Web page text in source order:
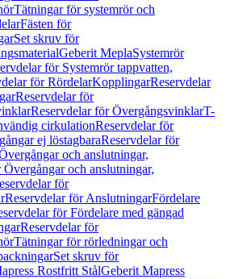
Tätningar för systemrör och
Fästen för
Set skruv för
Geberit MeplaSystemrör
för Systemrör tappvatten,
för RördelarKopplingarReservdelar
Reservdelar för
Reservdelar för ÖvergångsvinklarT-
cirkulationReservdelar för
ej löstagbaraReservdelar för
och anslutningar,
och anslutningar,
för
Reservdelar för AnslutningarFördelare
för Fördelare med gängad
Reservdelar för
Tätningar för rörledningar och
Set skruv för
Rostfritt StålGeberit Mapress